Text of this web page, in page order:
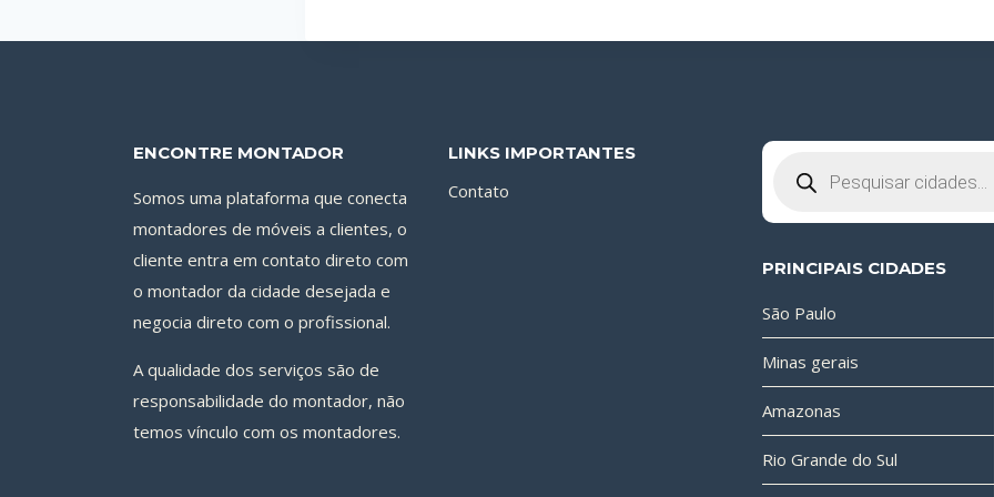
ENCONTRE MONTADOR
Somos uma plataforma que conecta
montadores de móveis a clientes, o
cliente entra em contato direto com
o montador da cidade desejada e
negocia direto com o profissional.
A qualidade dos serviços são de
responsabilidade do montador, não
temos vínculo com os montadores.
LINKS IMPORTANTES
Contato
produtos
PRINCIPAIS CIDADES
São Paulo
Minas gerais
Amazonas
Rio Grande do Sul